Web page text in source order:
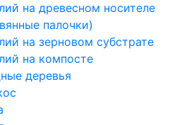
на древесном носителе
палочки)
на зерновом субстрате
на компосте
деревья